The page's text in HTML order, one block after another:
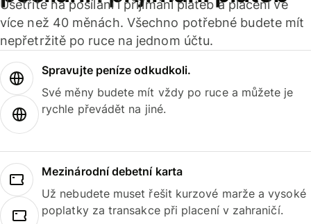
Ušetříte na posílání i přijímání plateb a placení ve
více než 40 měnách. Všechno potřebné budete mít
nepřetržitě po ruce na jednom účtu.
Spravujte peníze odkudkoli.
Své měny budete mít vždy po ruce a můžete je
rychle převádět na jiné.
Mezinárodní debetní karta
Už nebudete muset řešit kurzové marže a vysoké
poplatky za transakce při placení v zahraničí.